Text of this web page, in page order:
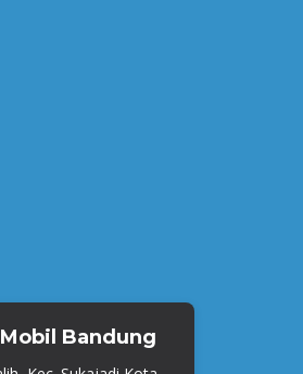
Bandung